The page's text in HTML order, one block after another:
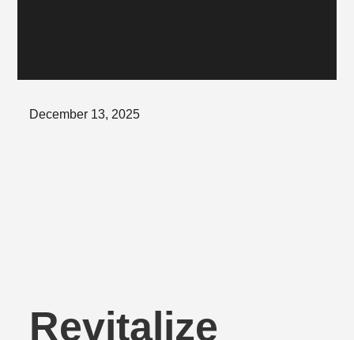
Posted
December 13, 2025
Revitalize